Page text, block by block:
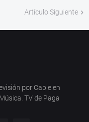
Artículo Siguiente
por Cable en
TV de Paga